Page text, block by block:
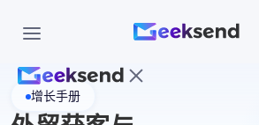
增长手册